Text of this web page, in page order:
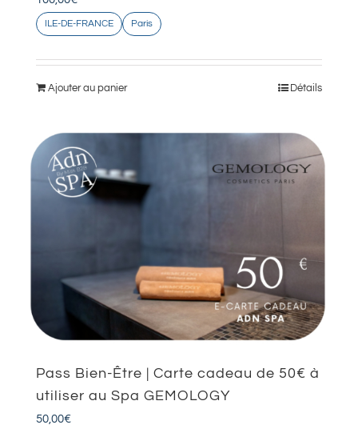
ILE-DE-FRANCE Paris
Ajouter au panier Détails
Pass Bien-Être | Carte cadeau de 50€ à
utiliser au Spa GEMOLOGY
50,00€